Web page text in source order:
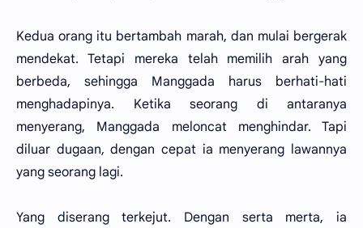
Kedua orang itu bertambah marah, dan mulai bergerak
mendekat. Tetapi mereka telah memilih arah yang
berbeda, sehingga Manggada harus berhati-hati
menghadapinya. Ketika seorang di antaranya
menyerang, Manggada meloncat menghindar. Tapi
diluar dugaan, dengan cepat ia menyerang lawannya
yang seorang lagi.
Yang diserang terkejut. Dengan serta merta, ia